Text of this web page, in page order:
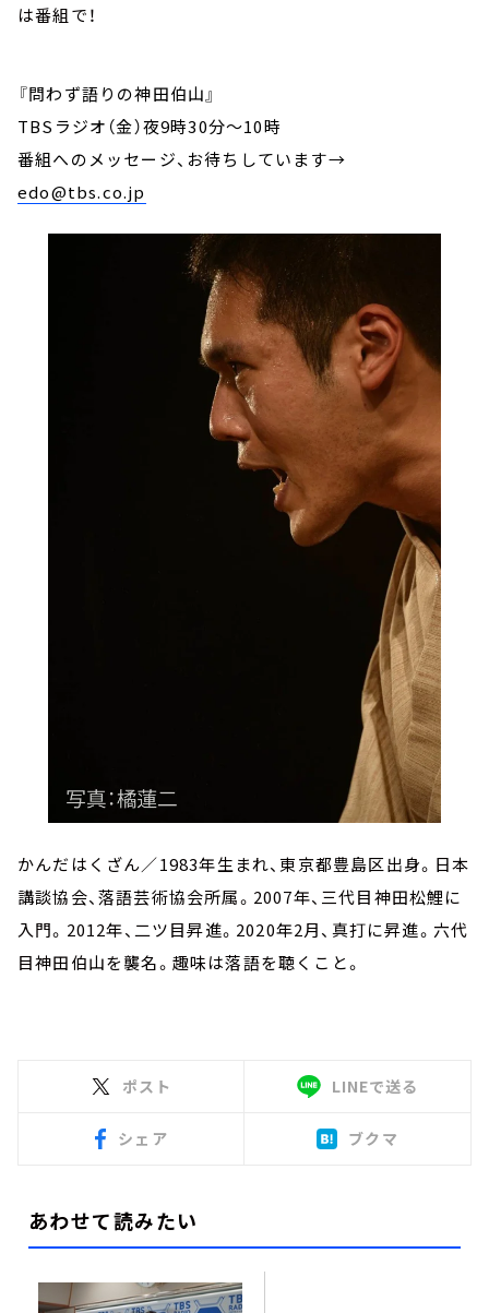
は番組で！
『問わず語りの神田伯山』
TBSラジオ（金）夜9時30分～10時
番組へのメッセージ、お待ちしています→
edo@tbs.co.jp
かんだはくざん／1983年生まれ、東京都豊島区出身。日本
講談協会、落語芸術協会所属。2007年、三代目神田松鯉に
入門。2012年、二ツ目昇進。2020年2月、真打に昇進。六代
目神田伯山を襲名。趣味は落語を聴くこと。
ポスト LINEで送る
シェア ブクマ
あわせて読みたい